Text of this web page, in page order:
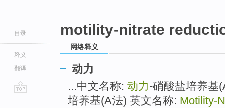
目录
释义
翻译
motility-nitrate
网络释义
动力
...中文名称: 动力-硝酸盐培养基
培养基(A法) 英文名称: Motility-